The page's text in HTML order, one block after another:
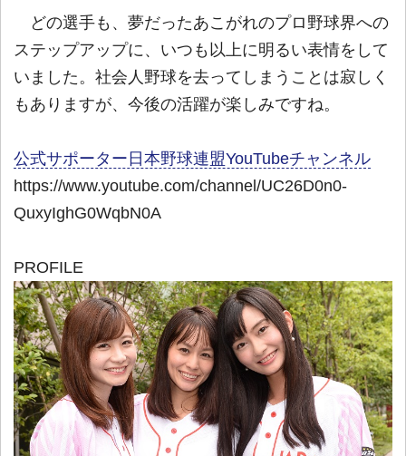
どの選手も、夢だったあこがれのプロ野球界への
ステップアップに、いつも以上に明るい表情をして
いました。社会人野球を去ってしまうことは寂しく
もありますが、今後の活躍が楽しみですね。
公式サポーター日本野球連盟YouTubeチャンネル
https://www.youtube.com/channel/UC26D0n0-
QuxyIghG0WqbN0A
PROFILE